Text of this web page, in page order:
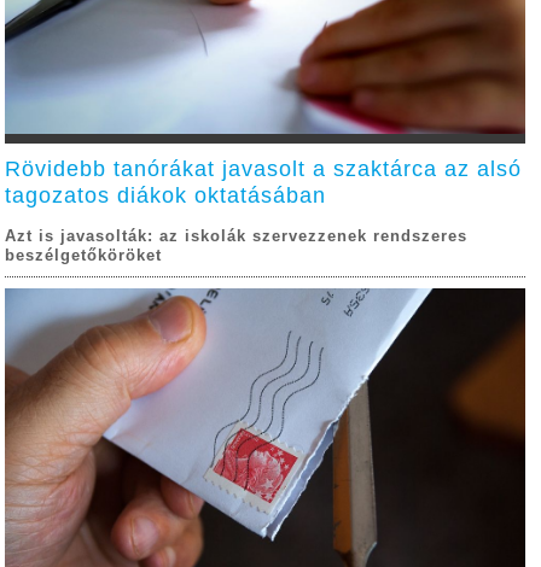
Rövidebb tanórákat javasolt a szaktárca az alsó
tagozatos diákok oktatásában
Azt is javasolták: az iskolák szervezzenek rendszeres
beszélgetőköröket